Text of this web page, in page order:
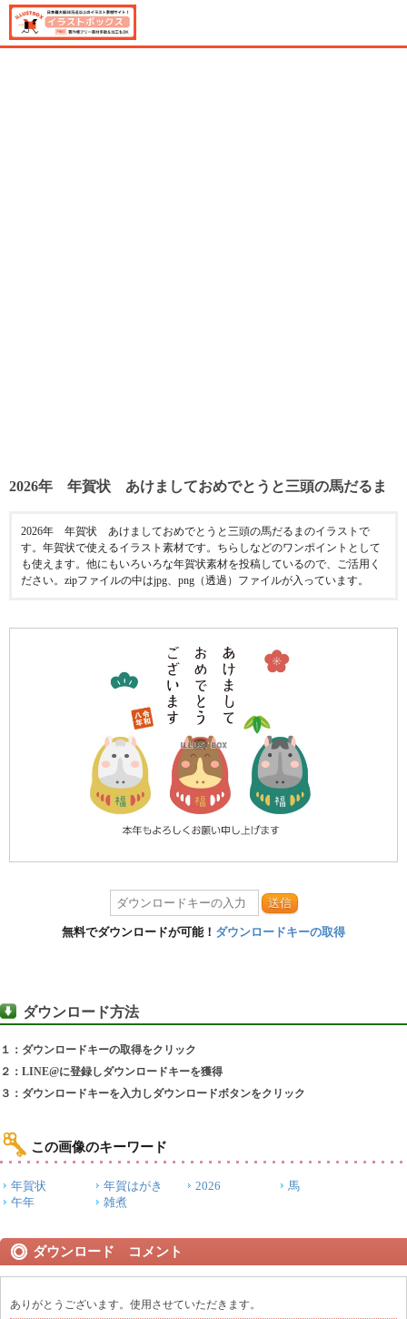
2026年 年賀状 あけましておめでとうと三頭の馬だるま
2026年 年賀状 あけましておめでとうと三頭の馬だるまのイラストで
す。年賀状で使えるイラスト素材です。ちらしなどのワンポイントとして
も使えます。他にもいろいろな年賀状素材を投稿しているので、ご活用く
ださい。zipファイルの中はjpg、png（透過）ファイルが入っています。
送信
無料でダウンロードが可能！ ダウンロードキーの取得
ダウンロード方法
１：ダウンロードキーの取得をクリック
２：LINE@に登録しダウンロードキーを獲得
３：ダウンロードキーを入力しダウンロードボタンをクリック
この画像のキーワード
年賀状 年賀はがき 2026
馬
午年
雑煮
ダウンロード コメント
ありがとうございます。使用させていただきます。